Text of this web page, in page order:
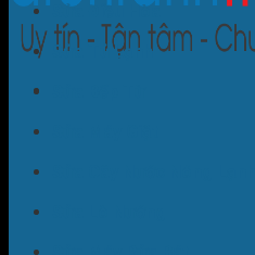
Sửa Điều Hòa
Sửa Tủ Lạnh